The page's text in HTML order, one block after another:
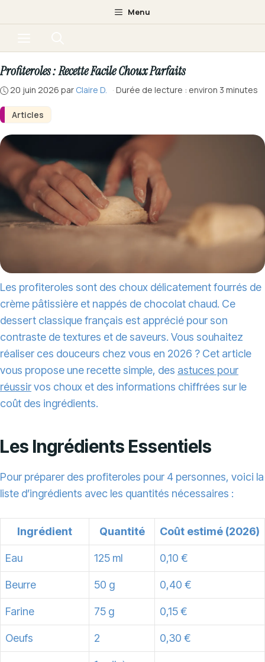
au
Menu
Articles
Profiteroles : Recette Facile Choux Parfaits
20 juin 2026 par Claire D. · Durée de lecture : environ 3 minutes
Les profiteroles sont des choux délicatement fourrés de
crème pâtissière et nappés de chocolat chaud. Ce
dessert classique français est apprécié pour son
contraste de textures et de saveurs. Vous souhaitez
réaliser ces douceurs chez vous en 2026 ? Cet article
vous propose une recette simple, des astuces pour
réussirvos choux et des informations chiffrées sur le
coût des ingrédients.
Les Ingrédients Essentiels
Pour préparer des profiteroles pour 4 personnes, voici la
liste d’ingrédients avec les quantités nécessaires :
Ingrédient Quantité Coût estimé (2026)
Eau 125 ml 0,10 €
Beurre 50 g 0,40 €
Farine 75 g 0,15 €
Oeufs 2 0,30 €